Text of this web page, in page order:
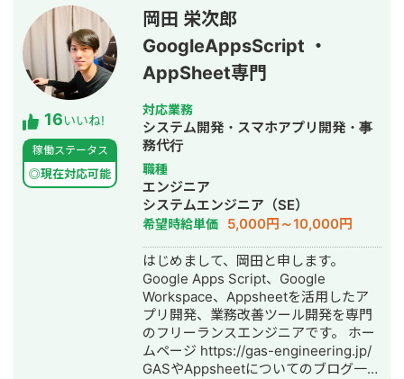
得意としており、要件定義、設計、実
装、本番リリース、運用改善まで一貫
して対応しています。 特に、仕様が複
雑な業務システムや、要件がまだ固ま
りきっていない新規開発において、事
業目的を整理しながら、正確にスピー
ド感を持って形にしていくことを強み
としています。 いまはスタートアップ
案件にてAIエージェント開発にも携わ
っており、AI活用した業務効率化、新
機能開発、既存プロダクトへのAI機能
の組み込みなどにも対応しています。
単純に言われたものを作るだけではな
く、事業として使える形に落とし込む
ことを重視し、開発の初期段階からリ
リース後の運用まで伴走しています。
16いいね!
稼働ステータス
◎現在対応可能
岡田 栄次郎
GoogleAppsScript ・
AppSheet専門
対応業務
システム開発・スマホアプリ開発・事
務代行
職種
エンジニア
システムエンジニア（SE）
希望時給単価 5,000円～10,000円
はじめまして、岡田と申します。
Google Apps Script、Google
Workspace、Appsheetを活用したア
プリ開発、業務改善ツール開発を専門
のフリーランスエンジニアです。 ホー
ムページ https://gas-engineering.jp/
GASやAppsheetについてのブログ一覧